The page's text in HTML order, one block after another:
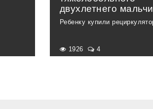
двухлетнего
Ребенку купили
1926 4